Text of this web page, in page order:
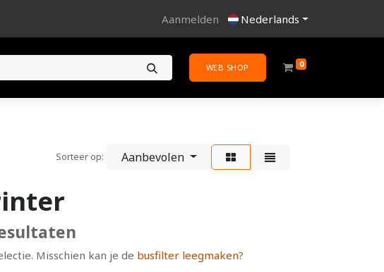
Aanmelden Nederlands
WEB SHOP 0
Sorteer op: Aanbevolen
Misschien kan je de busfilter leegmaken?